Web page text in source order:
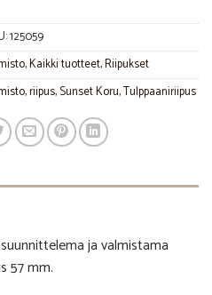
125059
,Kaikki tuotteet,Riipukset
,riipus,Sunset Koru,Tulppaaniriipus
ja valmistama
57 mm.